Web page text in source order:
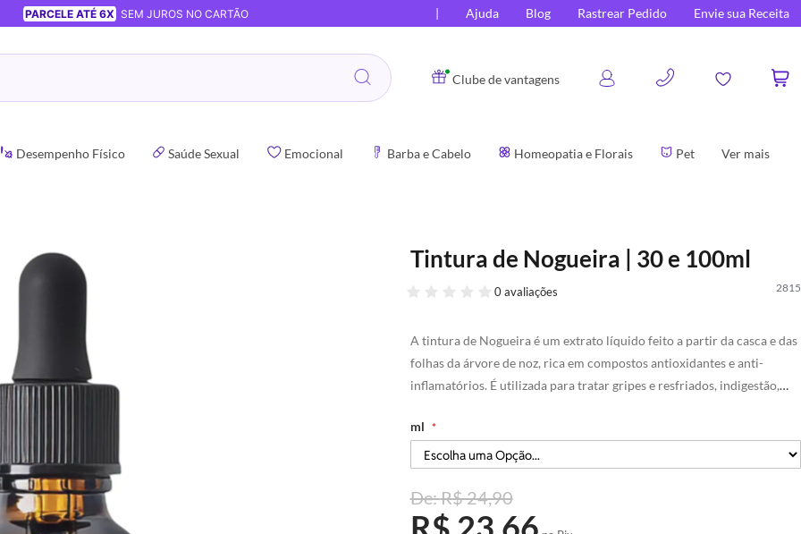
PARCELE ATÉ 6X SEM JUROS NO CARTÃO Ajuda Blog Rastrear Pedido Envie sua Receita
Clube de vantagens
0
Desempenho Físico Saúde Sexual Emocional Barba e Cabelo Homeopatia e Florais Pet Ver mais
Tintura de Nogueira | 30 e 100ml
2815
0 avaliações
A tintura de Nogueira é um extrato líquido feito a partir da casca e das
folhas da árvore de noz, rica em compostos antioxidantes e anti-
inflamatórios. É utilizada para tratar gripes e resfriados, indigestão,
articulares e musculares, dor de dente, cefaleias e queixas nervosas.
ml
R$ 24,90